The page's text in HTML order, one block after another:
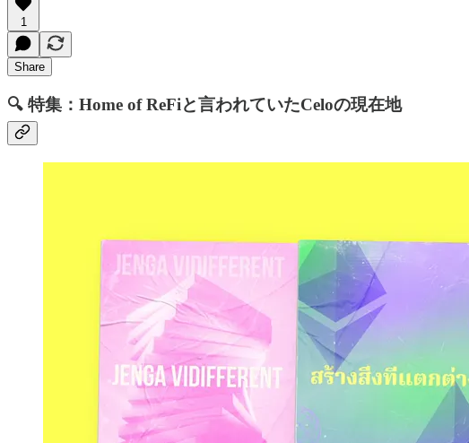
1
Share
🔍 特集： Home of ReFiと言われていたCeloの現在地